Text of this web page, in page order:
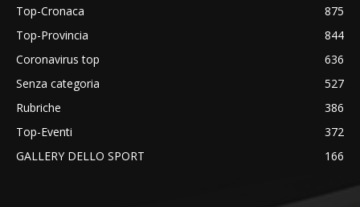
Top-Cronaca
875
Top-Provincia
844
Coronavirus top
636
Senza categoria
527
Rubriche
386
Top-Eventi
372
GALLERY DELLO SPORT
166